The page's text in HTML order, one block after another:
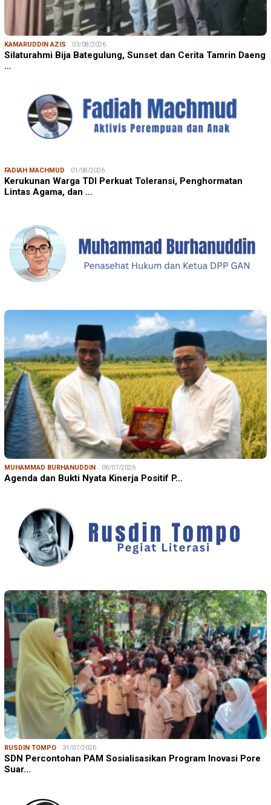
KAMARUDDIN AZIS 03/08/2026
Silaturahmi Bija Bategulung, Sunset dan Cerita Tamrin Daeng
…
FADIAH MACHMUD 01/08/2026
Kerukunan Warga TDI Perkuat Toleransi, Penghormatan
Lintas Agama, dan …
MUHAMMAD BURHANUDDIN 06/07/2026
Agenda dan Bukti Nyata Kinerja Positif P…
RUSDIN TOMPO 31/07/2026
SDN Percontohan PAM Sosialisasikan Program Inovasi Pore
Suar…